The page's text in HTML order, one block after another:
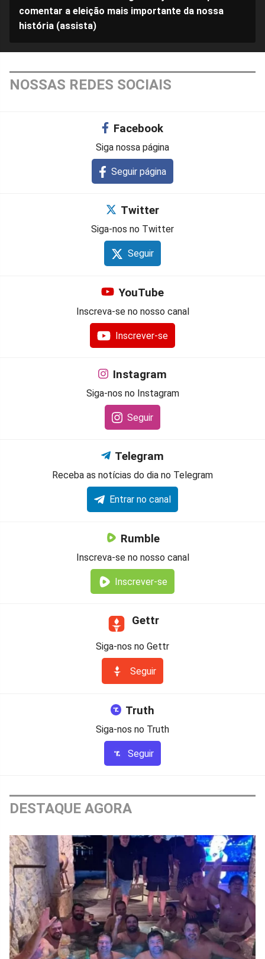
comentar a eleição mais importante da nossa
história (assista)
NOSSAS REDES SOCIAIS
Facebook
Siga nossa página
Seguir página
Twitter
Siga-nos no Twitter
Seguir
YouTube
Inscreva-se no nosso canal
Inscrever-se
Instagram
Siga-nos no Instagram
Seguir
Telegram
Receba as notícias do dia no Telegram
Entrar no canal
Rumble
Inscreva-se no nosso canal
Inscrever-se
Gettr
Siga-nos no Gettr
Seguir
Truth
Siga-nos no Truth
Seguir
DESTAQUE AGORA